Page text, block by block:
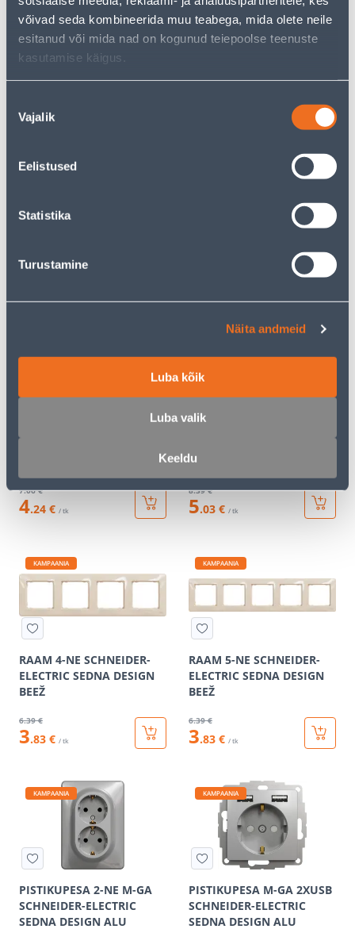
võivad seda kombineerida muu teabega, mida olete neile
esitanud või mida nad on kogunud teiepoolse teenuste
kasutamise käigus.
valik
Vajalik
Eelistused
Statistika
Turustamine
Näita andmeid
Luba kõik
Luba valik
Keeldu
18.12 €
10.87 € / tk
22 .12 €
13.27 €
SEDNA DESIGN
8
PINDPAIGALDUSKARP
JÄTK SCHNEIDER-ELECTRIC
7.06 €
4.24 € / tk
KAMPAANIA
SEDNA DESIGN BEEŽ
8.39 €
5.03 € / tk
KAMPAANIA
RAAM 4-NE SCHNEIDER-
ELECTRIC SEDNA DESIGN
BEEŽ
6.39 €
3.83 € / tk
KAMPAANIA
RAAM 5-NE SCHNEIDER-
ELECTRIC SEDNA DESIGN
BEEŽ
6.39 €
3.83 € / tk
KAMPAANIA
PISTIKUPESA 2-NE M-GA
SCHNEIDER-ELECTRIC
SEDNA DESIGN ALU
KAMPAANIA
PISTIKUPESA M-GA 2XUSB
SCHNEIDER-ELECTRIC
SEDNA DESIGN ALU